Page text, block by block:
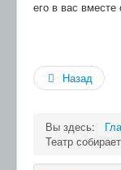
его в вас вместе
Назад
Вы здесь:
Театр